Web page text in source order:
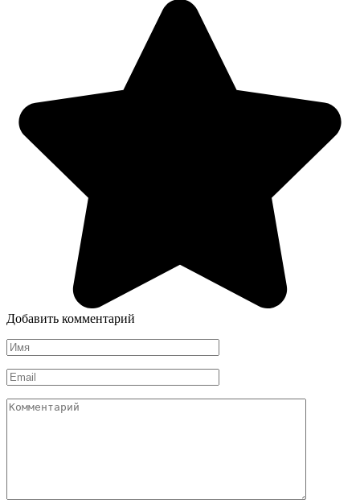
Добавить комментарий
Имя
*
Email
*
Комментарий